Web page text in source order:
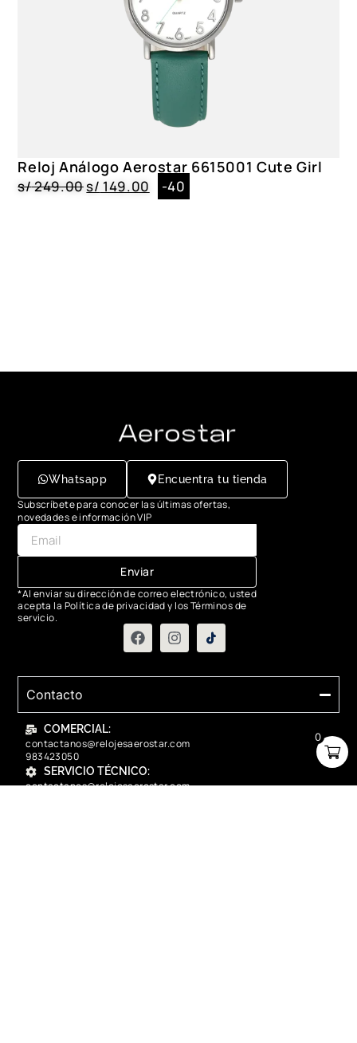
0
Reloj Análogo Aerostar 6615001 Cute Girl
s/249.00s/ 149.00 -40
Whatsapp Encuentra tu tienda
Subscríbete para conocer las últimas ofertas,
novedades e información VIP
Enviar
*Al enviar su dirección de correo electrónico, usted
acepta la Política de privacidad y los Términos de
servicio.
Contacto
COMERCIAL:
contactanos@relojesaerostar.com
983423050
SERVICIO TÉCNICO:
contactanos@relojesaerostar.com